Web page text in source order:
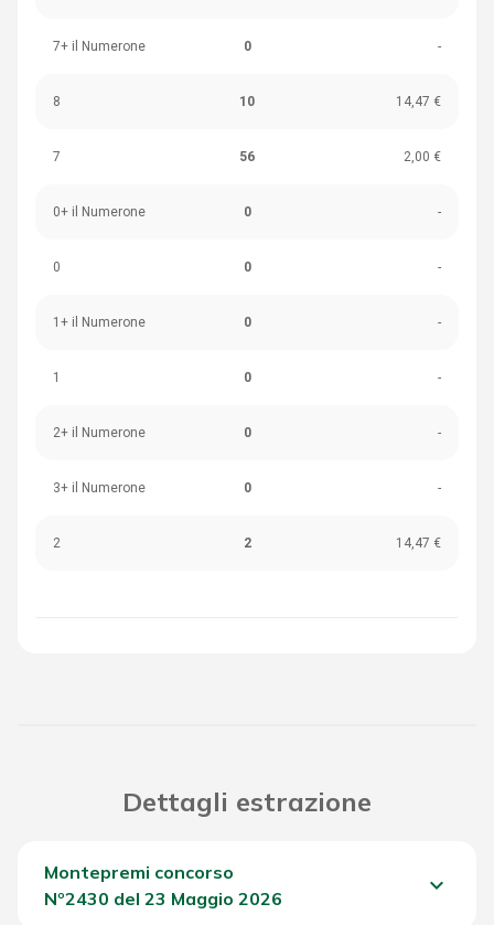
7+ il Numerone 0 -
8 10 14,47 €
7 56 2,00 €
0+ il Numerone 0 -
0 0 -
1+ il Numerone 0 -
1 0 -
2+ il Numerone 0 -
3+ il Numerone 0 -
2 2 14,47 €
Dettagli estrazione
Montepremi concorso
Nº2430 del 23 Maggio 2026
keyboard_arrow_down